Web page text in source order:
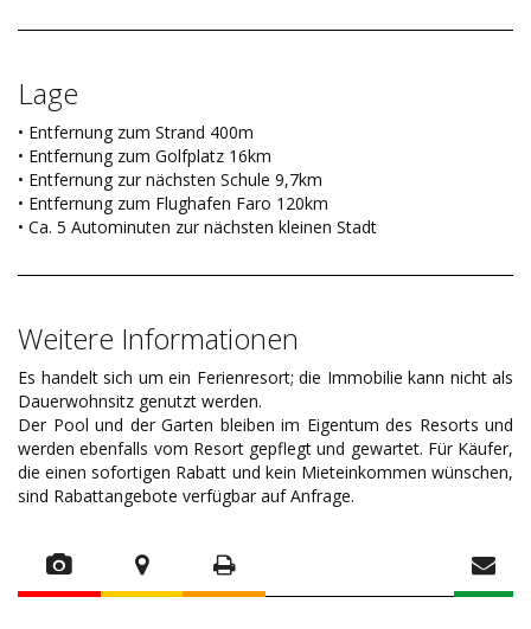
Lage
• Entfernung zum Strand 400m
• Entfernung zum Golfplatz 16km
• Entfernung zur nächsten Schule 9,7km
• Entfernung zum Flughafen Faro 120km
• Ca. 5 Autominuten zur nächsten kleinen Stadt
Weitere Informationen
Es handelt sich um ein Ferienresort; die Immobilie kann nicht als
Dauerwohnsitz genutzt werden.
Der Pool und der Garten bleiben im Eigentum des Resorts und
werden ebenfalls vom Resort gepflegt und gewartet. Für Käufer,
die einen sofortigen Rabatt und kein Mieteinkommen wünschen,
sind Rabattangebote verfügbar auf Anfrage.